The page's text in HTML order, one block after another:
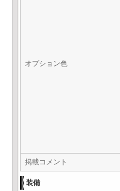
オプション色
掲載コメント
装備